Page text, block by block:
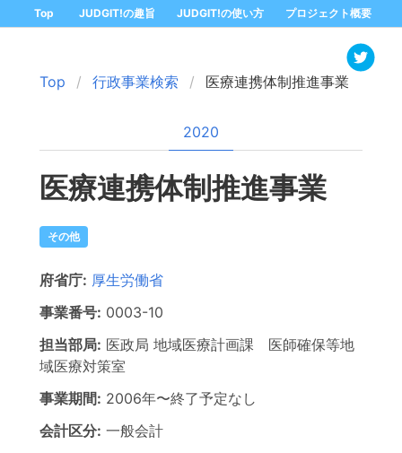
Top JUDGIT!の趣旨 JUDGIT!の使い方 プロジェクト概要
Top 行政事業検索 医療連携体制推進事業
2020
医療連携体制推進事業
その他
府省庁: 厚生労働省
事業番号: 0003-10
担当部局: 医政局 地域医療計画課 医師確保等地
域医療対策室
事業期間: 2006年〜終了予定なし
会計区分: 一般会計